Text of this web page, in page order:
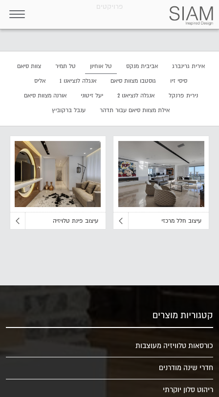
פרויקטים
צוות סיאם טל תמיר טל אוחיון אביבית מנקס אירית גרינברג
אליס אנגלה לנציאנו 1 גוסטבו מצוות סיאם סיסי זיו
אורנה מצוות סיאם יעל זיטוני אנגלה לנציאנו 2 נירית פרנקל
ענבל ברקוביץ אילת מצוות סיאם עבור תדהר
עיצוב חלל מרכזי עיצוב פינת טלויזיה
קטגוריות מוצרים
כורסאות טלוויזיה מעוצבות
חדרי שינה מודרנים
ריהוט סלון יוקרתי